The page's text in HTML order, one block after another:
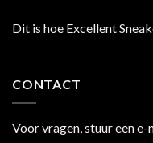
Dit is hoe Excellent
CONTACT
Voor vragen, stuur een e-